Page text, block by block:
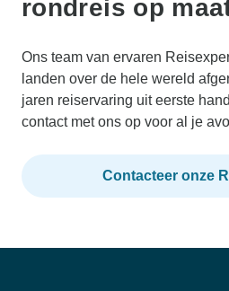
rondreis op
Ons team van ervaren
landen over de hele wereld
jaren reiservaring uit eerste
contact met ons op voor al je
Contacteer onze